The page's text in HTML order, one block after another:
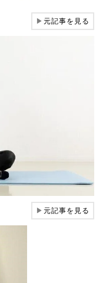
▶元記事を見る
▶元記事を見る